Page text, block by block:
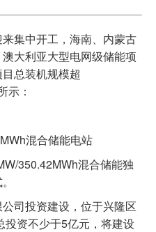
源
式能源
集中开工，海南、内蒙古
大利亚大型电网级储能项
总装机规模超
示：
混合储能电站
350.42MWh混合储能独
司投资建设，位于兴隆区
资不少于5亿元，将建设